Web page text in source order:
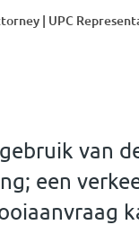
| UPC
van
een